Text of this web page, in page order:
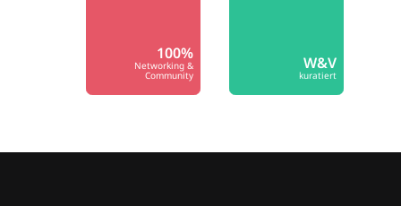
100%
Networking &
Community
W&V
kuratiert